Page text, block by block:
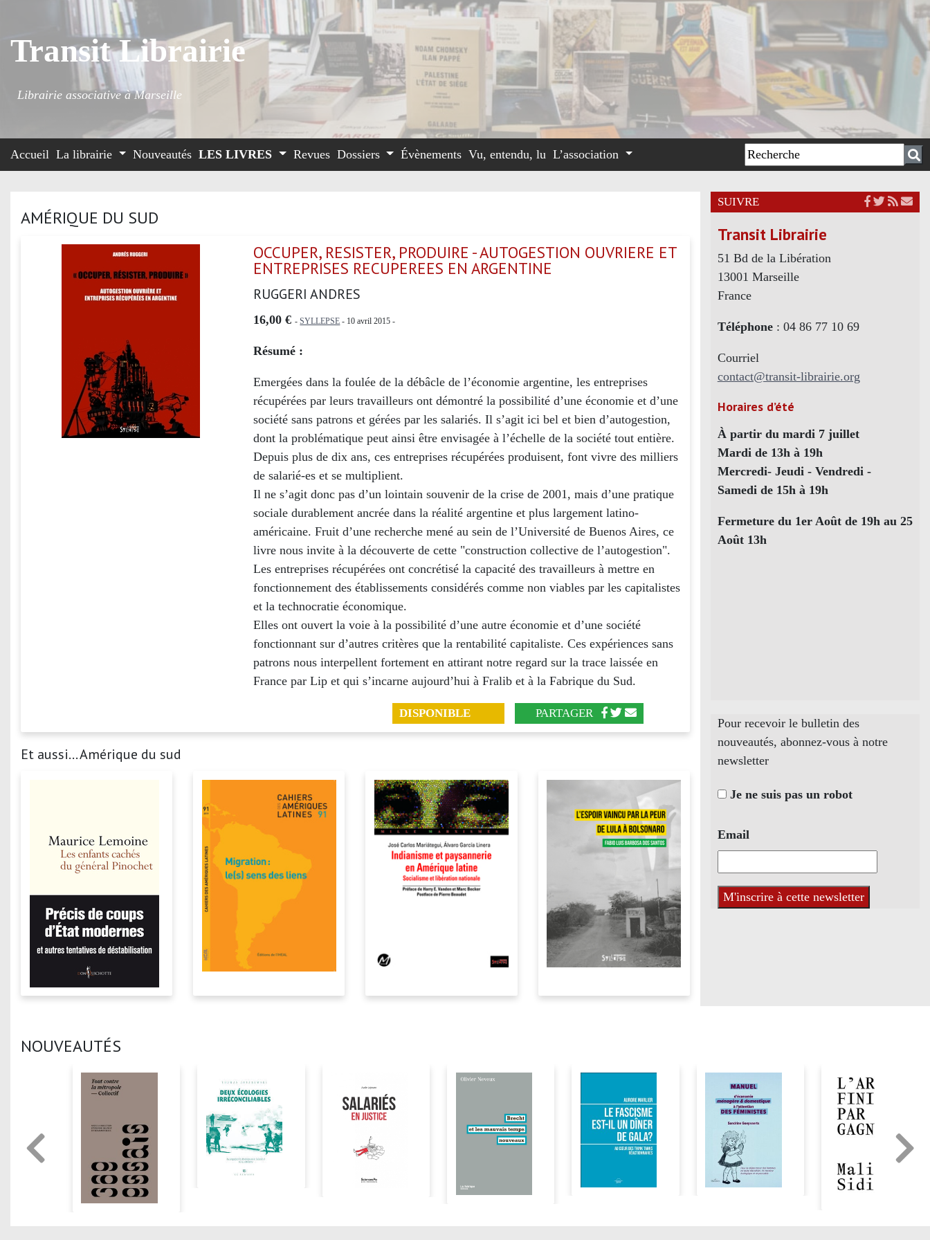
Transit Librairie
Librairie associative à Marseille
Accueil La librairie Nouveautés LES LIVRES Revues Dossiers Évènements Vu, entendu, lu L’association
AMÉRIQUE DU SUD
OCCUPER, RESISTER, PRODUIRE - AUTOGESTION OUVRIERE ET
ENTREPRISES RECUPEREES EN ARGENTINE
RUGGERI ANDRES
16,00 € -SYLLEPSE - 10 avril 2015 -
Résumé :
Emergées dans la foulée de la débâcle de l’économie argentine, les entreprises
récupérées par leurs travailleurs ont démontré la possibilité d’une économie et d’une
société sans patrons et gérées par les salariés. Il s’agit ici bel et bien d’autogestion,
dont la problématique peut ainsi être envisagée à l’échelle de la société tout entière.
Depuis plus de dix ans, ces entreprises récupérées produisent, font vivre des milliers
de salarié-es et se multiplient.
Il ne s’agit donc pas d’un lointain souvenir de la crise de 2001, mais d’une pratique
sociale durablement ancrée dans la réalité argentine et plus largement latino-
américaine. Fruit d’une recherche mené au sein de l’Université de Buenos Aires, ce
livre nous invite à la découverte de cette "construction collective de l’autogestion".
Les entreprises récupérées ont concrétisé la capacité des travailleurs à mettre en
fonctionnement des établissements considérés comme non viables par les capitalistes
et la technocratie économique.
Elles ont ouvert la voie à la possibilité d’une autre économie et d’une société
fonctionnant sur d’autres critères que la rentabilité capitaliste. Ces expériences sans
patrons nous interpellent fortement en attirant notre regard sur la trace laissée en
France par Lip et qui s’incarne aujourd’hui à Fralib et à la Fabrique du Sud.
DISPONIBLE PARTAGER
Et aussi... Amérique du sud
SUIVRE
Transit Librairie
51 Bd de la Libération
13001 Marseille
France
Téléphone: 04 86 77 10 69
Courriel
contact@transit-librairie.org
Horaires d’été
À partir du mardi 7 juillet
Mardi de 13h à 19h
Mercredi- Jeudi - Vendredi -
Samedi de 15h à 19h
Fermeture du 1er Août de 19h au 25
Août 13h
Pour recevoir le bulletin des
nouveautés, abonnez-vous à notre
newsletter
Je ne suis pas un robot
Email
NOUVEAUTÉS